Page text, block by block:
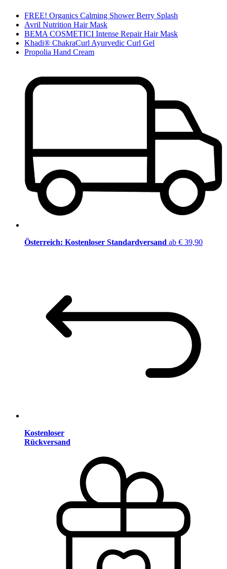
FREE! Organics Calming Shower Berry Splash
Avril Nutrition Hair Mask
BEMA COSMETICI Intense Repair Hair Mask
Khadi® ChakraCurl Ayurvedic Curl Gel
Propolia Hand Cream
Österreich: Kostenloser Standardversand ab € 39,90
Kostenloser
Rückversand